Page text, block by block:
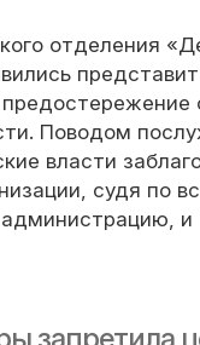
отделения
Поводом
власти
судя по
и